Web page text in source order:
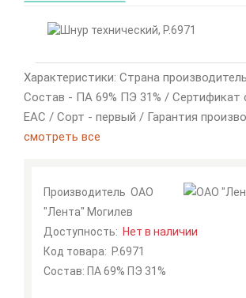
Характеристики: Страна
Состав - ПА 69% ПЭ 31% / Сертификат
EAC / Сорт - первый / Гарантия
смотреть все
Производитель ОАО
"Лента" Могилев
Доступность: Нет в наличии
Код товара: Р.6971
Состав: ПА 69% ПЭ 31%